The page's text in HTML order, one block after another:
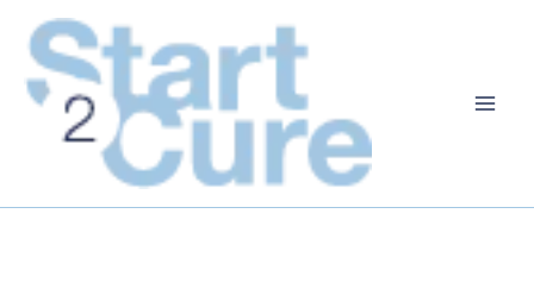
inhoud
Contact